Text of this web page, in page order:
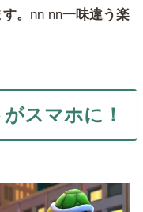
。 nn nn一味違う楽
スマホに！